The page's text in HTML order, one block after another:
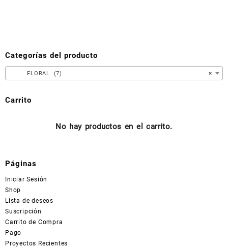
elegir
en
la
Categorías del producto
×
FLORAL (7)
Carrito
No hay productos en el carrito.
Páginas
Iniciar Sesión
Shop
Lista de deseos
Suscripción
Carrito de Compra
Pago
Proyectos Recientes